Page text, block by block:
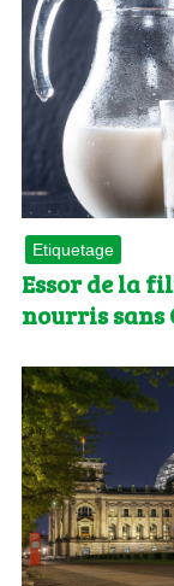
Etiquetage
Essor de la
nourris sans